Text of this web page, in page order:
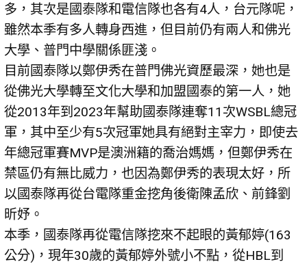
多，其次是國泰隊和電信隊也各有4人，台元隊呢，
雖然本季有多人轉身西進，但目前仍有兩人和佛光
大學、普門中學關係匪淺。
目前國泰隊以鄭伊秀在普門佛光資歷最深，她也是
從佛光大學轉至文化大學和加盟國泰的第一人，她
從2013年到2023年幫助國泰隊連奪11次WSBL總冠
軍，其中至少有5次冠軍她具有絕對主宰力，即使去
年總冠軍賽MVP是澳洲籍的喬治媽媽，但鄭伊秀在
禁區仍有無比威力，也因為鄭伊秀的表現太好，所
以國泰隊再從台電隊重金挖角後衛陳孟欣、前鋒劉
昕妤。
本季，國泰隊再從電信隊挖來不起眼的黃郁婷(163
公分)，現年30歲的黃郁婷外號小不點，從HBL到